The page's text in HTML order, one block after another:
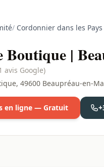
/ Cordonnier dans les
Boutique |
avis Google)
49600 Beaupréau-en-
en ligne — Gratuit